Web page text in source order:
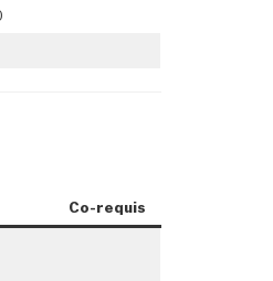
Co-requis